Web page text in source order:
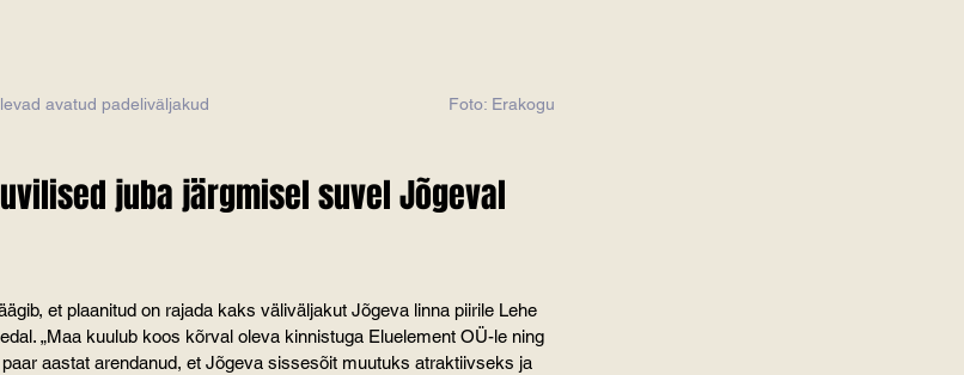
avatud padeliväljakud                                                  Foto: Erakogu
juba järgmisel suvel Jõgeval
et plaanitud on rajada kaks väliväljakut Jõgeva linna piirile Lehe
„Maa kuulub koos kõrval oleva kinnistuga Eluelement OÜ-le ning
aastat arendanud, et Jõgeva sissesõit muutuks atraktiivseks ja